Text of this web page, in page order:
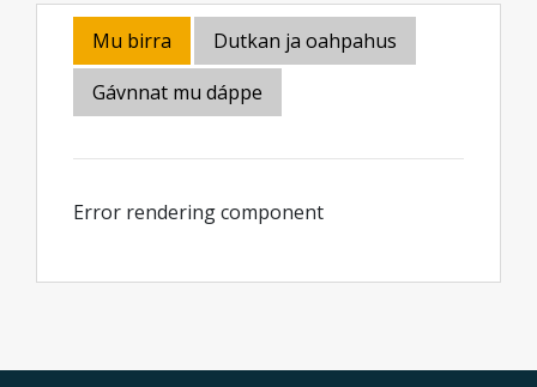
Mu birra
Dutkan ja oahpahus
Gávnnat mu dáppe
Error rendering component